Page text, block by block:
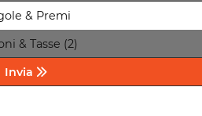
& Premi
& Tasse (2)
Invia